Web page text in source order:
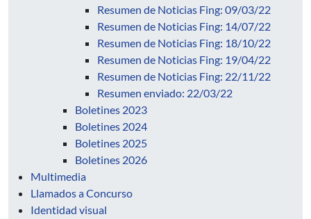
Resumen de Noticias Fing: 09/03/22
Resumen de Noticias Fing: 14/07/22
Resumen de Noticias Fing: 18/10/22
Resumen de Noticias Fing: 19/04/22
Resumen de Noticias Fing: 22/11/22
Resumen enviado: 22/03/22
Boletines 2023
Boletines 2024
Boletines 2025
Boletines 2026
Multimedia
Llamados a Concurso
Identidad visual